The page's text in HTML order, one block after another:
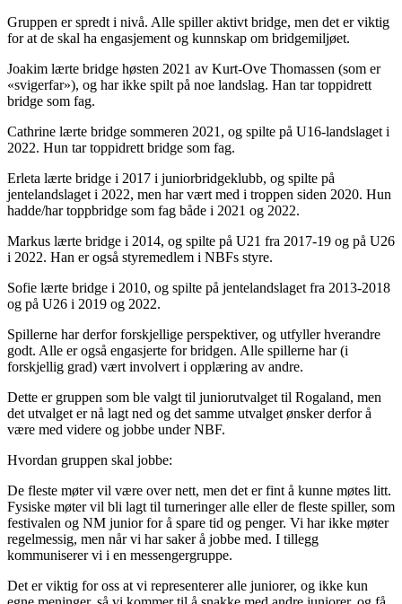
Gruppen er spredt i nivå. Alle spiller aktivt bridge, men det er viktig
for at de skal ha engasjement og kunnskap om bridgemiljøet.
Joakim lærte bridge høsten 2021 av Kurt-Ove Thomassen (som er
«svigerfar»), og har ikke spilt på noe landslag. Han tar toppidrett
bridge som fag.
Cathrine lærte bridge sommeren 2021, og spilte på U16-landslaget i
2022. Hun tar toppidrett bridge som fag.
Erleta lærte bridge i 2017 i juniorbridgeklubb, og spilte på
jentelandslaget i 2022, men har vært med i troppen siden 2020. Hun
hadde/har toppbridge som fag både i 2021 og 2022.
Markus lærte bridge i 2014, og spilte på U21 fra 2017-19 og på U26
i 2022. Han er også styremedlem i NBFs styre.
Sofie lærte bridge i 2010, og spilte på jentelandslaget fra 2013-2018
og på U26 i 2019 og 2022.
Spillerne har derfor forskjellige perspektiver, og utfyller hverandre
godt. Alle er også engasjerte for bridgen. Alle spillerne har (i
forskjellig grad) vært involvert i opplæring av andre.
Dette er gruppen som ble valgt til juniorutvalget til Rogaland, men
det utvalget er nå lagt ned og det samme utvalget ønsker derfor å
være med videre og jobbe under NBF.
Hvordan gruppen skal jobbe:
De fleste møter vil være over nett, men det er fint å kunne møtes litt.
Fysiske møter vil bli lagt til turneringer alle eller de fleste spiller, som
festivalen og NM junior for å spare tid og penger. Vi har ikke møter
regelmessig, men når vi har saker å jobbe med. I tillegg
kommuniserer vi i en messengergruppe.
Det er viktig for oss at vi representerer alle juniorer, og ikke kun